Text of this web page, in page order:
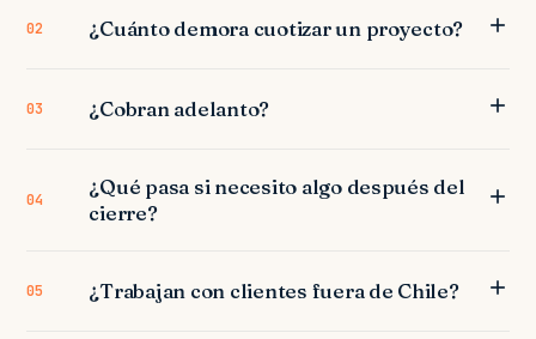
02 ¿Cuánto demora cuotizar un proyecto?
03 ¿Cobran adelanto?
04
¿Qué pasa si necesito algo después del
cierre?
05 ¿Trabajan con clientes fuera de Chile?